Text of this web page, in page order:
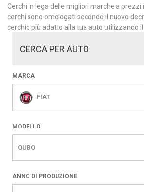
Cerchi in lega delle migliori marche a
cerchi sono omologati secondo il nuovo
cerchio più adatto alla tua auto utilizzando
CERCA PER AUTO
MARCA
FIAT
MODELLO
QUBO
ANNO DI PRODUZIONE